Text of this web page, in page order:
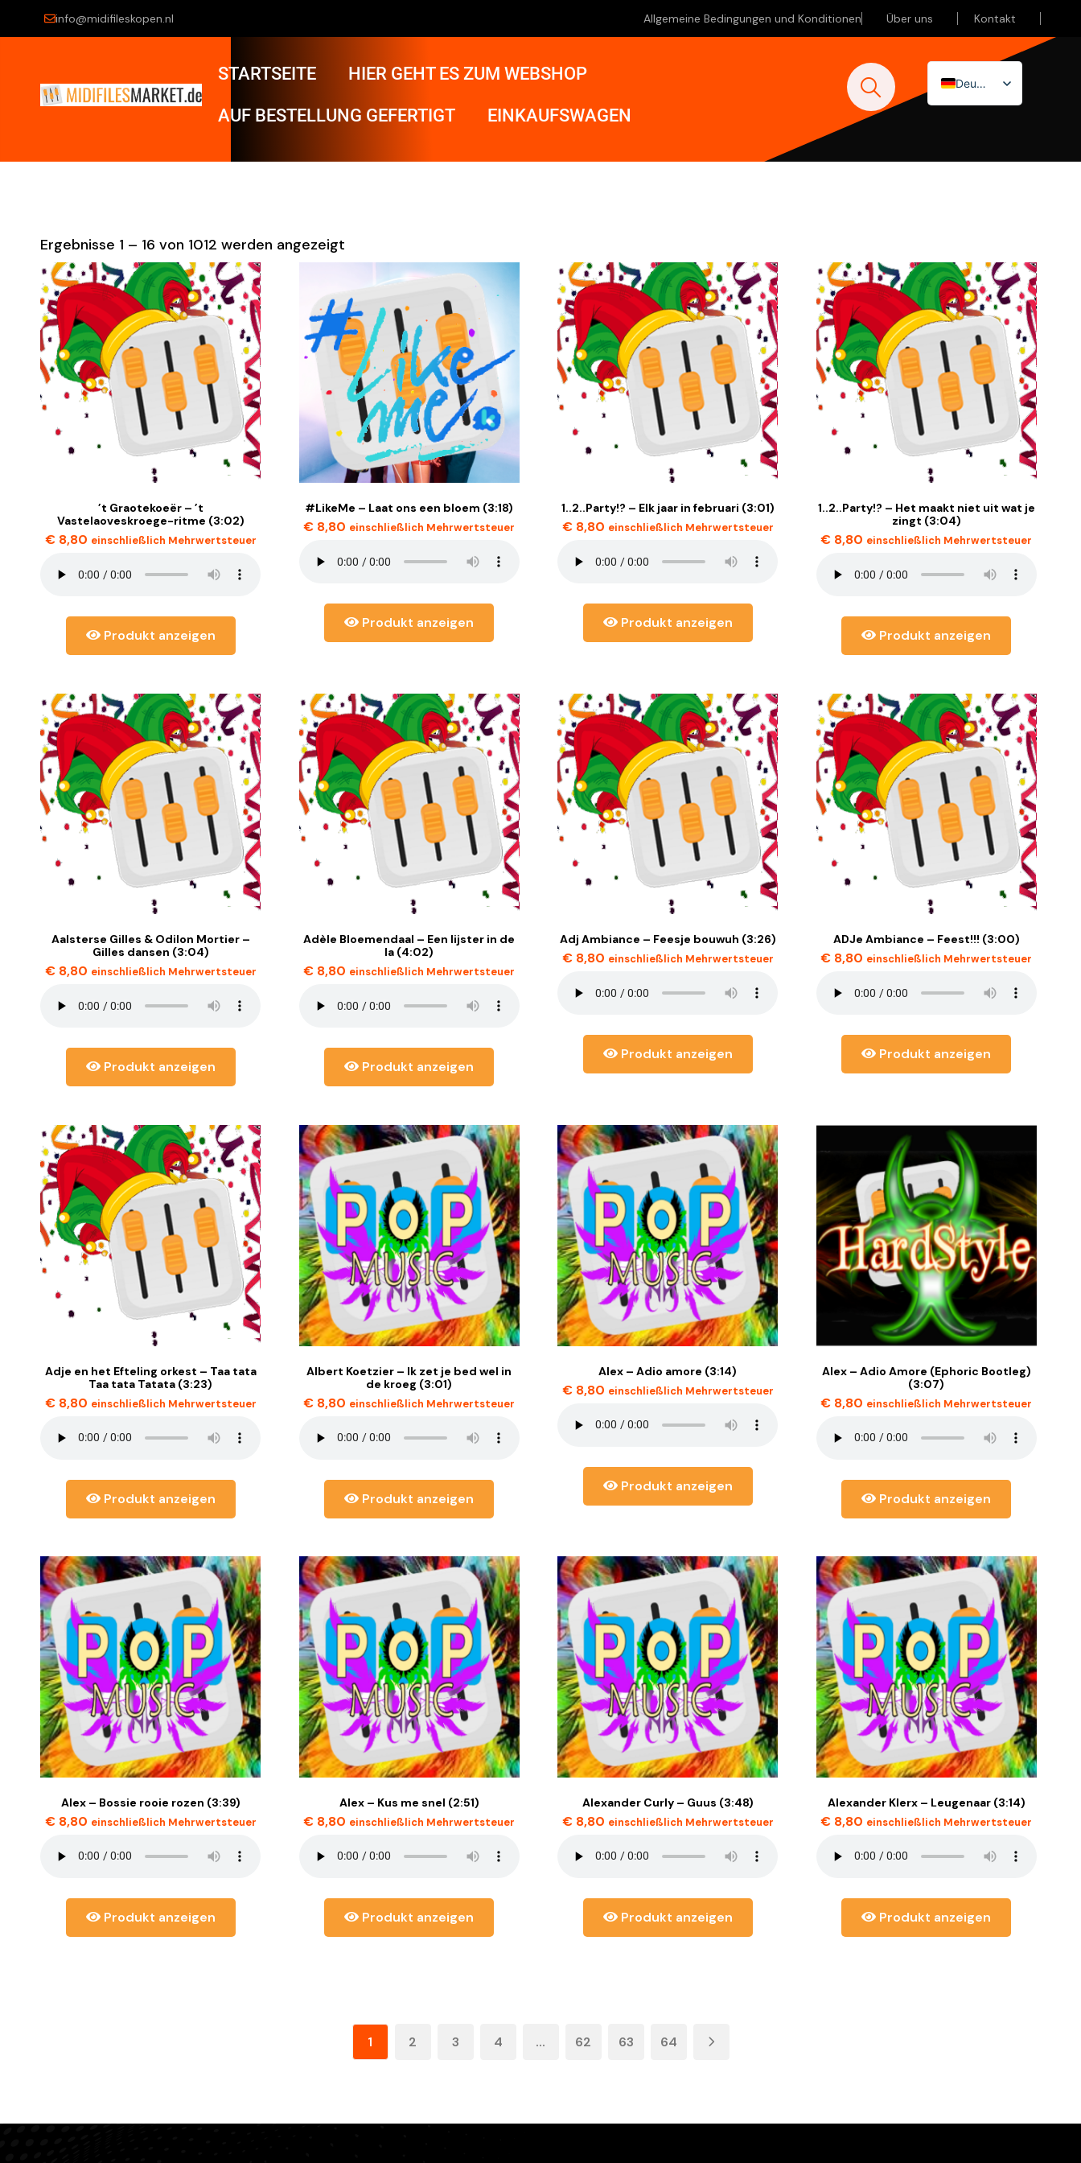
info@midifileskopen.nl Allgemeine Bedingungen und Konditionen Über uns Kontakt
STARTSEITE HIER GEHT ES ZUM WEBSHOP
AUF BESTELLUNG GEFERTIGT EINKAUFSWAGEN
Deutsch
Nederlands
Ergebnisse 1 – 16 von 1012 werden angezeigt
’t Graotekoeër – ’t
Vastelaoveskroege-ritme (3:02)
€8,80 einschließlich Mehrwertsteuer
Produkt anzeigen
#LikeMe – Laat ons een bloem (3:18)
€ 8,80 einschließlich Mehrwertsteuer
Produkt anzeigen
1..2..Party!? – Elk jaar in februari (3:01)
€8,80 einschließlich Mehrwertsteuer
Produkt anzeigen
1..2..Party!? – Het maakt niet uit wat je
zingt (3:04)
€ 8,80 einschließlich Mehrwertsteuer
Produkt anzeigen
Aalsterse Gilles & Odilon Mortier –
Gilles dansen (3:04)
€8,80 einschließlich Mehrwertsteuer
Produkt anzeigen
Adèle Bloemendaal – Een lijster in de
la (4:02)
€ 8,80 einschließlich Mehrwertsteuer
Produkt anzeigen
Adj Ambiance – Feesje bouwuh (3:26)
€8,80 einschließlich Mehrwertsteuer
Produkt anzeigen
ADJe Ambiance – Feest!!! (3:00)
€ 8,80 einschließlich Mehrwertsteuer
Produkt anzeigen
Adje en het Efteling orkest – Taa tata
Taa tata Tatata (3:23)
€8,80 einschließlich Mehrwertsteuer
Produkt anzeigen
Albert Koetzier – Ik zet je bed wel in
de kroeg (3:01)
€ 8,80 einschließlich Mehrwertsteuer
Produkt anzeigen
Alex – Adio amore (3:14)
€8,80 einschließlich Mehrwertsteuer
Produkt anzeigen
Alex – Adio Amore (Ephoric Bootleg)
(3:07)
€ 8,80 einschließlich Mehrwertsteuer
Produkt anzeigen
Alex – Bossie rooie rozen (3:39)
€8,80 einschließlich Mehrwertsteuer
Produkt anzeigen
Alex – Kus me snel (2:51)
€ 8,80 einschließlich Mehrwertsteuer
Produkt anzeigen
Alexander Curly – Guus (3:48)
€8,80 einschließlich Mehrwertsteuer
Produkt anzeigen
Alexander Klerx – Leugenaar (3:14)
€ 8,80 einschließlich Mehrwertsteuer
Produkt anzeigen
1 2 3 4 ... 62 63 64